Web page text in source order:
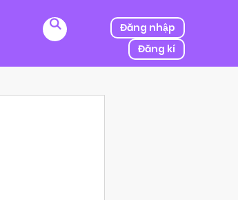
Đăng nhập
Đăng kí
bắt cóc, người được mệnh danh